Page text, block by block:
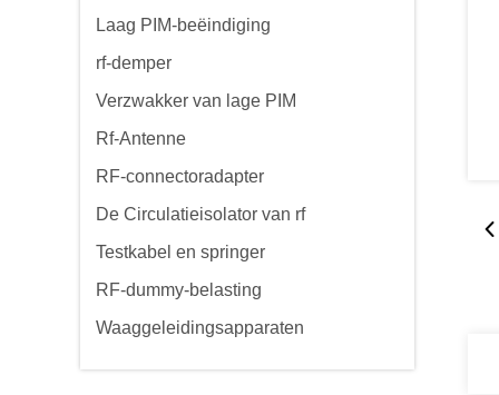
Laag PIM-beëindiging
rf-demper
Verzwakker van lage PIM
Rf-Antenne
RF-connectoradapter
De Circulatieisolator van rf
Testkabel en springer
RF-dummy-belasting
Waaggeleidingsapparaten